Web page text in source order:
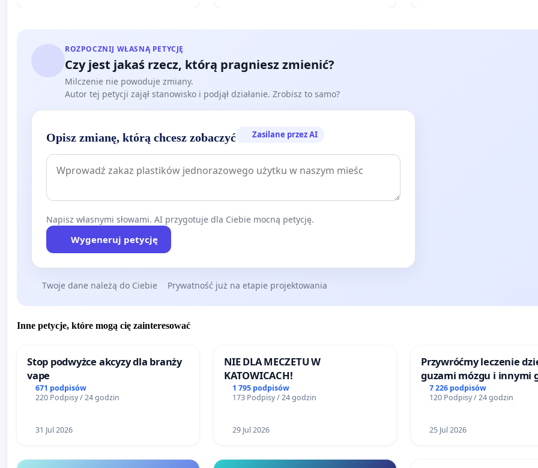
ROZPOCZNIJ WŁASNĄ PETYCJĘ
Czy jest jakaś rzecz, którą pragniesz zmienić?
Milczenie nie powoduje zmiany.
Autor tej petycji zajął stanowisko i podjął działanie. Zrobisz to samo?
Opisz zmianę, którą chcesz zobaczyć Zasilane przez AI
Napisz własnymi słowami. AI przygotuje dla Ciebie mocną petycję.
Wygeneruj petycję
Twoje dane należą do Ciebie Prywatność już na etapie projektowania
Inne petycje, które mogą cię zainteresować
Stop podwyżce akcyzy dla branży
vape
671 podpisów
220 Podpisy / 24 godzin
31 Jul 2026
NIE DLA MECZETU W
KATOWICACH!
1 795 podpisów
173 Podpisy / 24 godzin
29 Jul 2026
Przywróćmy leczenie
guzami mózgu i innymi
litymi do Górnośląskiego
Centrum Zdrowia
7 226 podpisów
120 Podpisy / 24 godzin
25 Jul 2026